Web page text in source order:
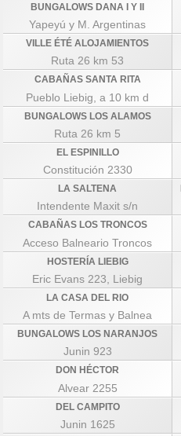
BUNGALOWS DANA I Y II
Yapeyú y M. Argentinas
VILLE ÉTÉ ALOJAMIENTOS
Ruta 26 km 53
CABAÑAS SANTA RITA
Pueblo Liebig, a 10 km d
BUNGALOWS LOS ALAMOS
Ruta 26 km 5
EL ESPINILLO
Constitución 2330
LA SALTENA
Intendente Maxit s/n
CABAÑAS LOS TRONCOS
Acceso Balneario Troncos
HOSTERÍA LIEBIG
Eric Evans 223, Liebig
LA CASA DEL RIO
A mts de Termas y Balnea
BUNGALOWS LOS NARANJOS
Junin 923
DON HÉCTOR
Alvear 2255
DEL CAMPITO
Junin 1625